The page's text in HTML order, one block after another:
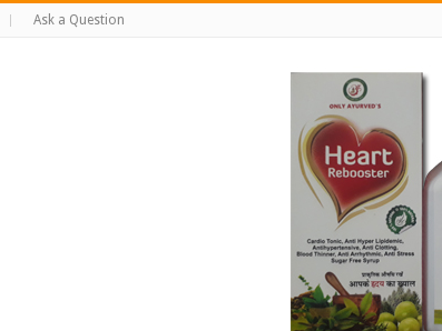
Ask a Question